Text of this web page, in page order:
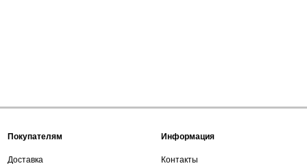
Покупателям
Доставка
Информация
Контакты